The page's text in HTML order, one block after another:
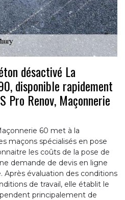
désactivé La
disponible rapidement
Pro Renov, Maçonnerie
60 met à la
maçons spécialisés en pose
les coûts de la pose de
demande de devis en ligne
Après évaluation des conditions
de travail, elle établit le
principalement de